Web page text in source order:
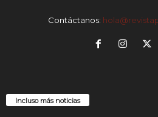
Contáctanos:
Incluso más noticias